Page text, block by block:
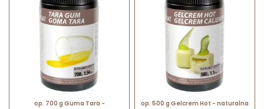
op. 700 g Guma Tara -
op. 500 g Gelcrem Hot - naturalna